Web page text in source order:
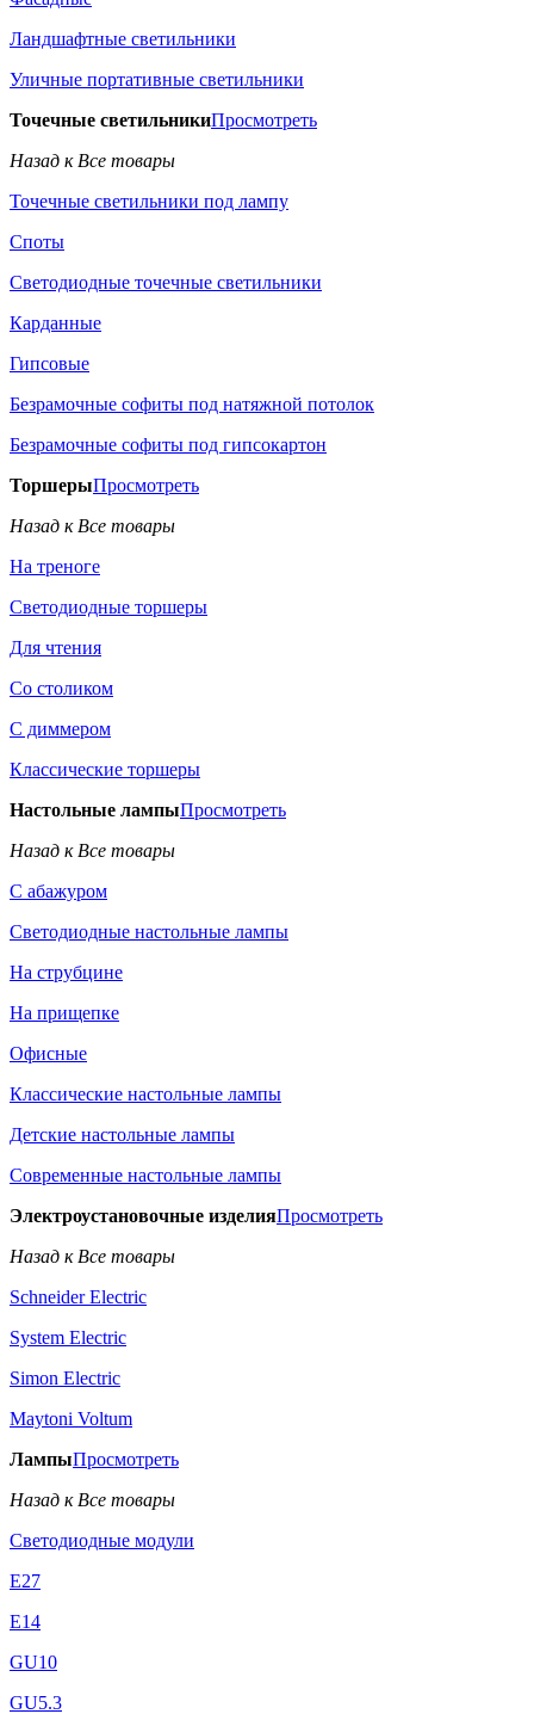
Ландшафтные светильники
Уличные портативные светильники
Точечные светильникиПросмотреть
Назад к Все товары
Точечные светильники под лампу
Споты
Светодиодные точечные светильники
Карданные
Гипсовые
Безрамочные софиты под натяжной потолок
Безрамочные софиты под гипсокартон
ТоршерыПросмотреть
Назад к Все товары
На треноге
Светодиодные торшеры
Для чтения
Со столиком
С диммером
Классические торшеры
Настольные лампыПросмотреть
Назад к Все товары
С абажуром
Светодиодные настольные лампы
На струбцине
На прищепке
Офисные
Классические настольные лампы
Детские настольные лампы
Современные настольные лампы
Электроустановочные изделияПросмотреть
Назад к Все товары
Schneider Electric
System Electric
Simon Electric
Maytoni Voltum
ЛампыПросмотреть
Назад к Все товары
Светодиодные модули
E27
E14
GU10
GU5.3